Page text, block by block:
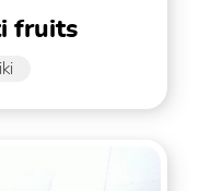
fruits